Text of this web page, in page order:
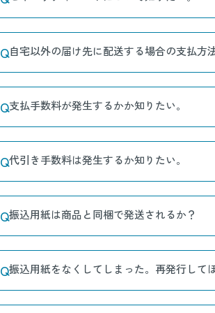
Q自宅以外の届け先に配送する場合の支払方
Q支払手数料が発生するかか知りたい。
Q代引き手数料は発生するか知りたい。
Q振込用紙は商品と同梱で発送されるか？
Q振込用紙をなくしてしまった。再発行してほ